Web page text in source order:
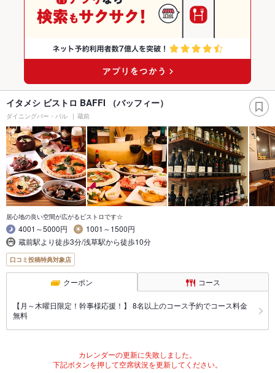
イタメシ ビストロ BAFFI （バッフィー）
ダイニングバー・バル 蔵前
居心地の良い空間が広がるビストロです☆
4001～5000円
1001～1500円
蔵前駅より徒歩3分/浅草駅から徒歩10分
口コミ投稿特典対象店
クーポン コース
【月～木曜日限定！幹事様応援！】 8名以上のコース予約でコース料金
無料
カレンダーの更新に失敗しました。
下記ボタンを押して空席状況を更新してください。